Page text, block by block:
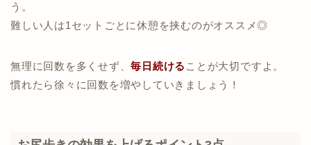
う。
難しい人は1セットごとに休憩を挟むのがオススメ◎
無理に回数を多くせず、毎日続ける ことが大切ですよ。
慣れたら徐々に回数を増やしていきましょう！